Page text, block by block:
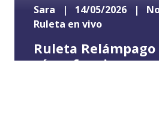
Sara | 14/05/2026 |
Ruleta en vivo
Ruleta
cómo funciona y
En el mundo del casino